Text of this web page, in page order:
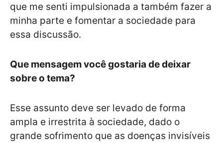
que me senti impulsionada a também fazer a
minha parte e fomentar a sociedade para
essa discussão.
Que mensagem você gostaria de deixar
sobre o tema?
Esse assunto deve ser levado de forma
ampla e irrestrita à sociedade, dado o
grande sofrimento que as doenças invisíveis